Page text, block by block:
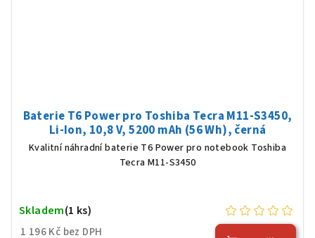
Baterie T6 Power pro Toshiba Tecra M11-S3450,
Li-Ion, 10,8 V, 5200 mAh (56 Wh), černá
Kvalitní náhradní baterie T6 Power pro notebook Toshiba
Tecra M11-S3450
1 196 Kč bez DPH
Skladem(1 ks)